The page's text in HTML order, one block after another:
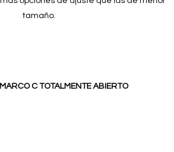
tamaño.
MARCO C TOTALMENTE ABIERTO